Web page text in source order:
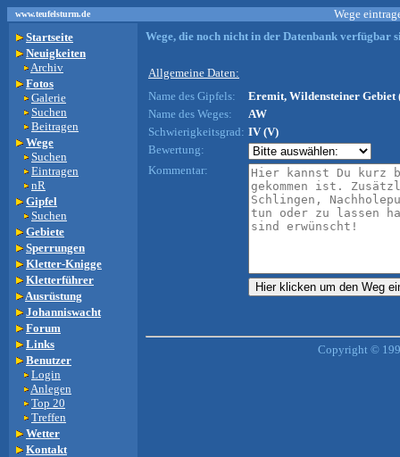
www.teufelsturm.de
Wege
Startseite
Neuigkeiten
Archiv
Fotos
Galerie
Suchen
Beitragen
Wege
Suchen
Eintragen
nR
Gipfel
Suchen
Gebiete
Sperrungen
Kletter-Knigge
Kletterführer
Ausrüstung
Johanniswacht
Forum
Links
Benutzer
Login
Anlegen
Top 20
Treffen
Wetter
Kontakt
Wege, die noch nicht in der Datenbank verfügbar
Allgemeine Daten:
Name des Gipfels:
Eremit, Wildensteiner Gebiet
Name des Weges:
AW
Schwierigkeitsgrad: IV (V)
Bewertung:
Kommentar:
Copyright ©